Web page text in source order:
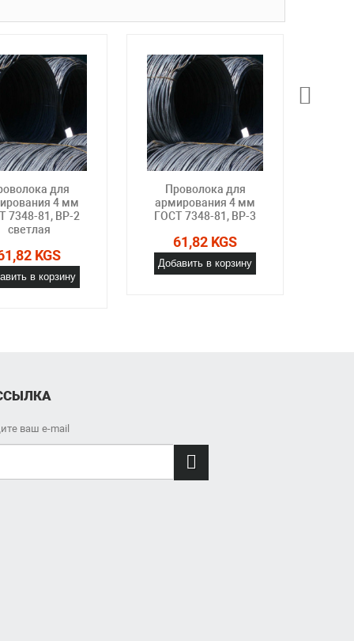
для
4 мм
7348-81, ВР-2
светлая
KGS
в корзину
Проволока для
армирования 4 мм
ГОСТ 7348-81, ВР-3
61,82 KGS
Добавить в корзину
ваш e-mail
